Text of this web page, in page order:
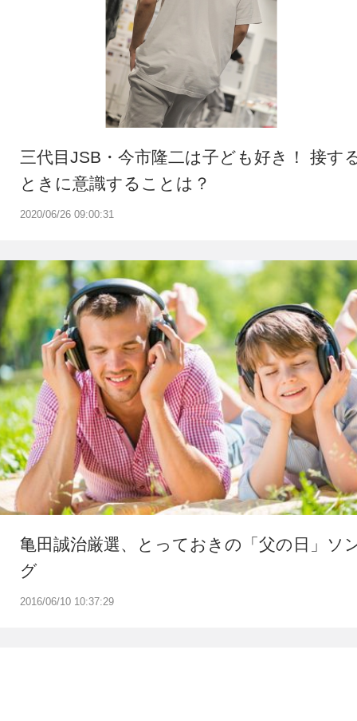
2020/06/26 09:00:31
三代目JSB・今市隆二は子ども好き！ 接す
ときに意識することは？
2016/06/10 10:37:29
亀田誠治厳選、とっておきの「父の日」ソ
グ